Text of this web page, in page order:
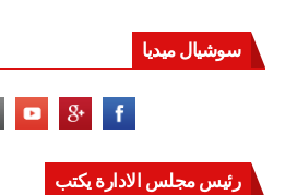
سوشيال ميديا
رئيس مجلس الادارة يكتب